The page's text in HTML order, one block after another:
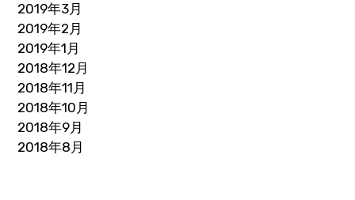
2019年3月
2019年2月
2019年1月
2018年12月
2018年11月
2018年10月
2018年9月
2018年8月